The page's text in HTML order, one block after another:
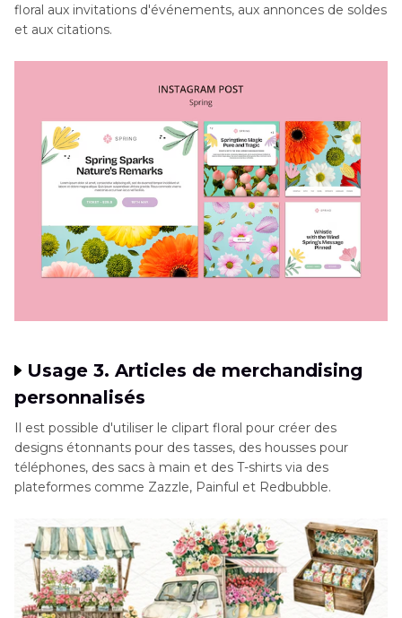
floral aux invitations d'événements, aux annonces de soldes
et aux citations.
Usage 3. Articles de merchandising
personnalisés
Il est possible d'utiliser le clipart floral pour créer des
designs étonnants pour des tasses, des housses pour
téléphones, des sacs à main et des T-shirts via des
plateformes comme Zazzle, Painful et Redbubble.